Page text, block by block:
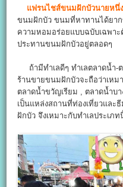
แฟรนไชส์ขนมฝักบัวนายหนึ่ง
ขนมฝักบัว ขนมที่หาทานได้ยา
ความหอมอร่อยแบบฉบับเฉพา
ประทานขนมฝักบัวอยู่ตลอดๆ
ถ้ามีทำเลดีๆ ทำเลตลาดน้ำ-ต
ร้านขายขนมฝักบัวจะถือว่าเหม
ตลาดน้ำขวัญเรียม , ตลาดน้ำบ
เป็นแหล่งสถานที่ท่องเที่ยวแล
ฝักบัว จึงเหมาะกับทำเลประเภ